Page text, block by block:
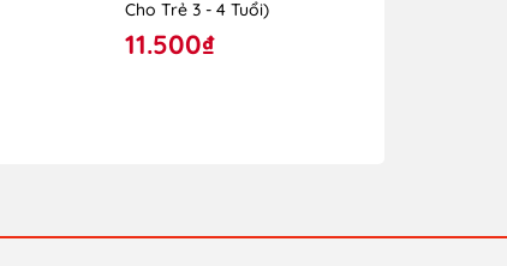
Cho Trẻ 3 - 4 Tuổi)
11.500₫